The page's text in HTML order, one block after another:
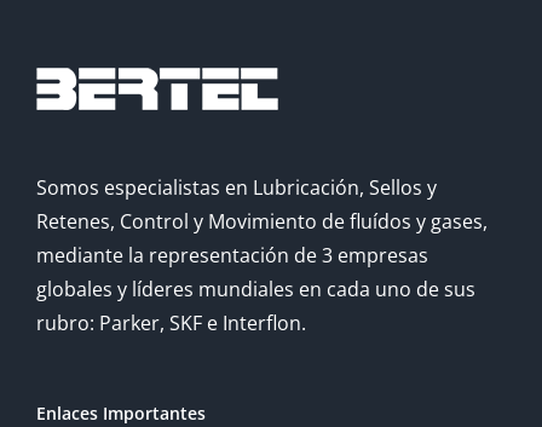
Somos especialistas en Lubricación, Sellos y
Retenes, Control y Movimiento de fluídos y gases,
mediante la representación de 3 empresas
globales y líderes mundiales en cada uno de sus
rubro: Parker, SKF e Interflon.
Enlaces Importantes